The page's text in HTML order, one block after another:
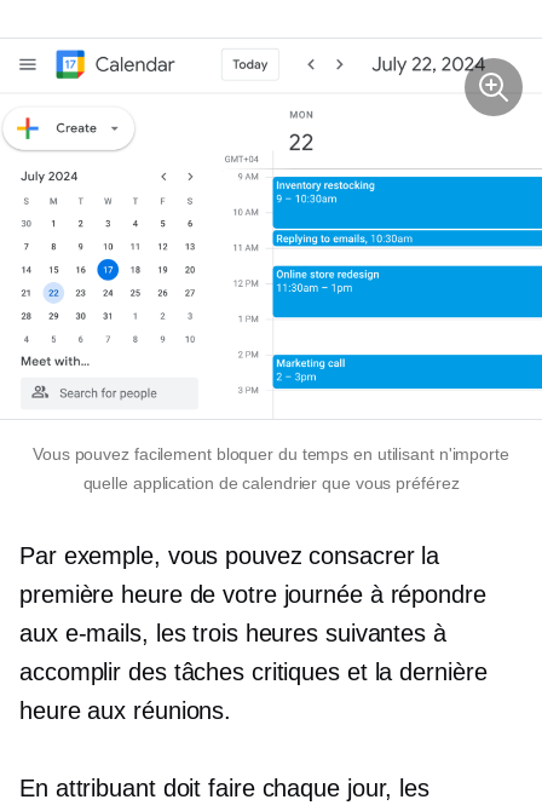
Vous pouvez facilement bloquer du temps en utilisant n'importe
quelle application de calendrier que vous préférez
Par exemple, vous pouvez consacrer la
première heure de votre journée à répondre
aux e-mails, les trois heures suivantes à
accomplir des tâches critiques et la dernière
heure aux réunions.
En attribuant doit fairechaque jour, les